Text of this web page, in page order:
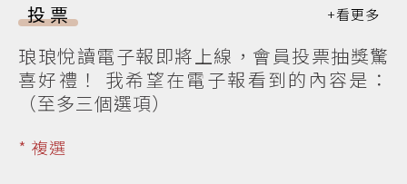
投票
琅琅悅讀電子報即將上線，會員投票抽獎驚
喜好禮！ 我希望在電子報看到的內容是：
（至多三個選項）
* 複選